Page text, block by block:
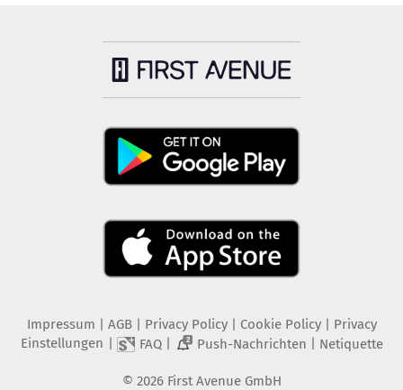
Impressum AGB Privacy Policy| Cookie Policy| Privacy
Einstellungen
FAQ| 2 Push-Nachrichten Netiquette
© 2026 First Avenue GmbH